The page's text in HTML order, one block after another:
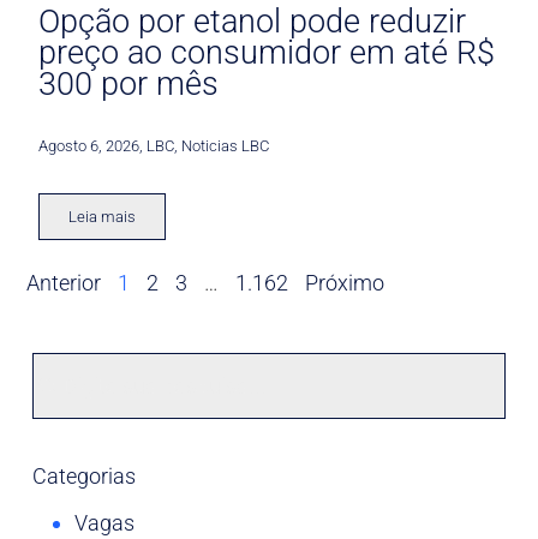
Opção por etanol pode reduzir
preço ao consumidor em até R$
300 por mês
Agosto 6, 2026 LBC Noticias LBC
Leia mais
Anterior 1 2 3 … 1.162 Próximo
Categorias
Vagas